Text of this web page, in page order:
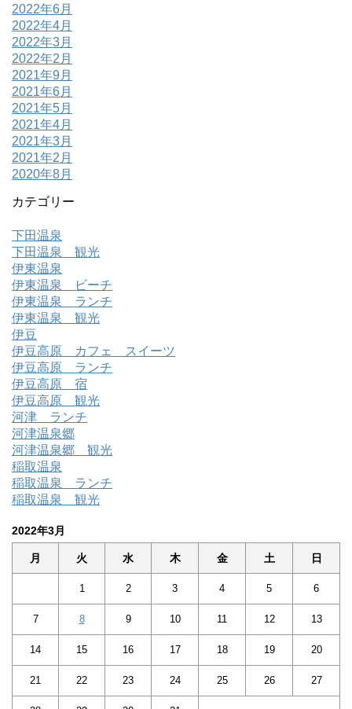
2022年6月
2022年4月
2022年3月
2022年2月
2021年9月
2021年6月
2021年5月
2021年4月
2021年3月
2021年2月
2020年8月
カテゴリー
下田温泉
下田温泉 観光
伊東温泉
伊東温泉 ビーチ
伊東温泉 ランチ
伊東温泉 観光
伊豆
伊豆高原 カフェ スイーツ
伊豆高原 ランチ
伊豆高原 宿
伊豆高原 観光
河津 ランチ
河津温泉郷
河津温泉郷 観光
稲取温泉
稲取温泉 ランチ
稲取温泉 観光
2022年3月
月 火 水 木 金 土 日
1 2 3 4 5 6
7 8 9 10 11 12 13
14 15 16 17 18 19 20
21 22 23 24 25 26 27